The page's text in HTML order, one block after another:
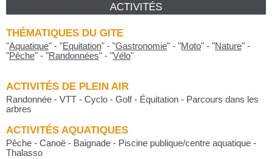
ACTIVITÉS
THÉMATIQUES DU GITE
"Aquatique" - "Equitation" - "Gastronomie" - "Moto" - "Nature" -
"Pêche" - "Randonnées" - "Vélo"
ACTIVITÉS DE PLEIN AIR
Randonnée - VTT - Cyclo - Golf - Équitation - Parcours dans les
arbres
ACTIVITÉS AQUATIQUES
Pêche - Canoë - Baignade - Piscine publique/centre aquatique -
Thalasso